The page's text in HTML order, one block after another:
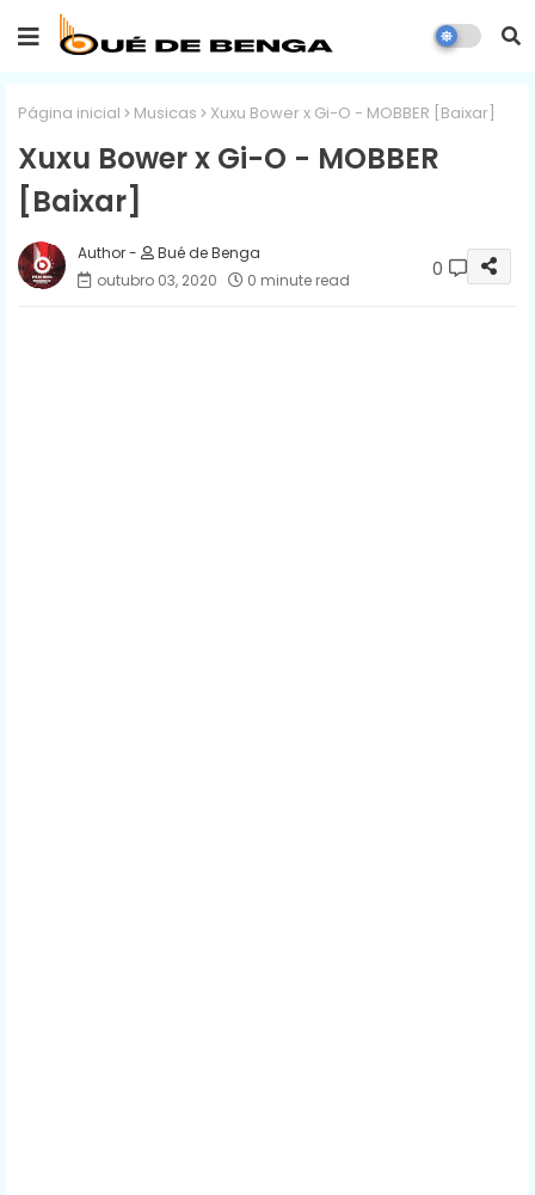
Página inicial Musicas Xuxu Bower x Gi-O - MOBBER [Baixar]
Xuxu Bower x Gi-O - MOBBER
[Baixar]
Bué de Benga
outubro 03, 2020
0 minute read 0